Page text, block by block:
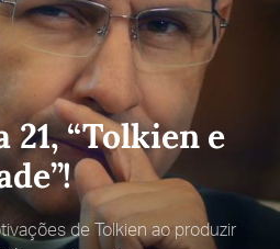
21, “Tolkien e
de Tolkien ao produzir